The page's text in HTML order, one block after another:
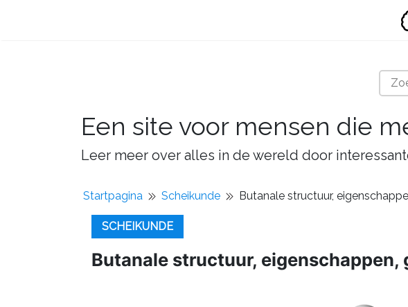
Een site voor mensen die
Leer meer over alles in de wereld door
Startpagina Scheikunde Butanale structuur,
SCHEIKUNDE
Butanale structuur, eigenschappen,